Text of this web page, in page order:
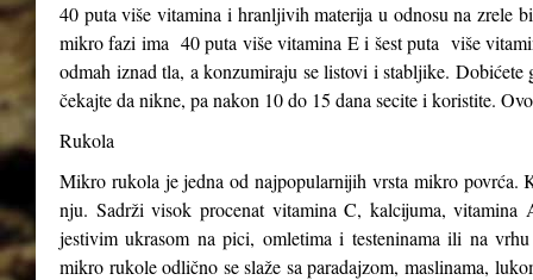
40 puta više vitamina i hranljivih materija u odnosu na zrele
mikro fazi ima 40 puta više vitamina E i šest puta više
odmah iznad tla, a konzumiraju se listovi i stabljike. Dobićete
čekajte da nikne, pa nakon 10 do 15 dana secite i koristite.
Rukola
Mikro rukola je jedna od najpopularnijih vrsta mikro povrća.
nju. Sadrži visok procenat vitamina C, kalcijuma,
jestivim ukrasom na pici, omletima i testeninama ili na
mikro rukole odlično se slaže sa paradajzom, maslinama,